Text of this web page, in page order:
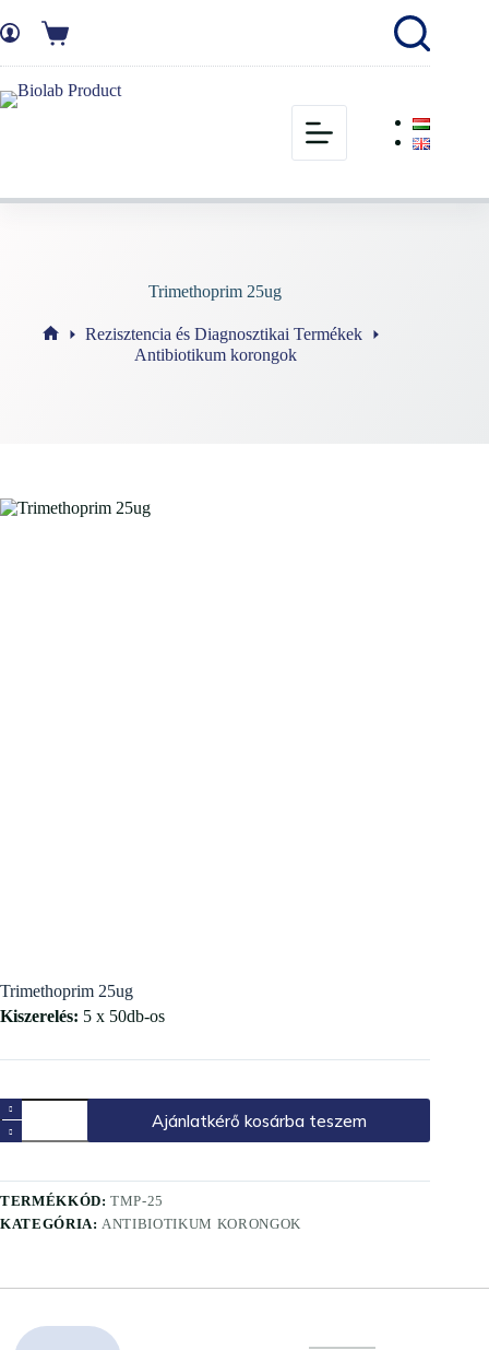
Trimethoprim 25ug
Rezisztencia és Diagnosztikai Termékek
Antibiotikum korongok
Trimethoprim 25ug
Kiszerelés: 5 x 50db-os
Ajánlatkérő kosárba teszem
TERMÉKKÓD:TMP-25
KATEGÓRIA:ANTIBIOTIKUM KORONGOK